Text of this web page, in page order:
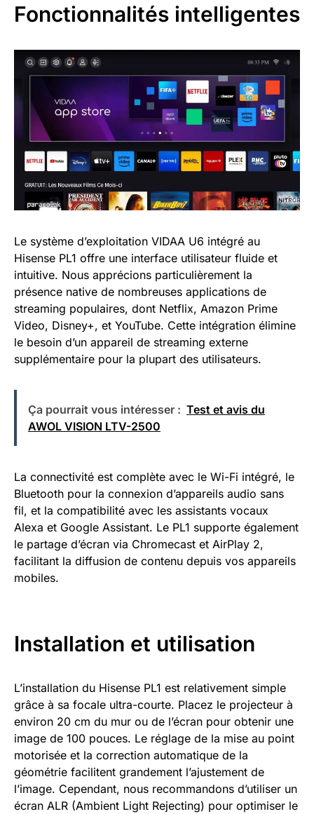
Fonctionnalités intelligentes
Le système d’exploitation VIDAA U6 intégré au
Hisense PL1 offre une interface utilisateur fluide et
intuitive. Nous apprécions particulièrement la
présence native de nombreuses applications de
streaming populaires, dont Netflix, Amazon Prime
Video, Disney+, et YouTube. Cette intégration élimine
le besoin d’un appareil de streaming externe
supplémentaire pour la plupart des utilisateurs.
Ça pourrait vous intéresser : Test et avis du
AWOL VISION LTV-2500
La connectivité est complète avec le Wi-Fi intégré, le
Bluetooth pour la connexion d’appareils audio sans
fil, et la compatibilité avec les assistants vocaux
Alexa et Google Assistant. Le PL1 supporte également
le partage d’écran via Chromecast et AirPlay 2,
facilitant la diffusion de contenu depuis vos appareils
mobiles.
Installation et utilisation
L’installation du Hisense PL1 est relativement simple
grâce à sa focale ultra-courte. Placez le projecteur à
environ 20 cm du mur ou de l’écran pour obtenir une
image de 100 pouces. Le réglage de la mise au point
motorisée et la correction automatique de la
géométrie facilitent grandement l’ajustement de
l’image. Cependant, nous recommandons d’utiliser un
écran ALR (Ambient Light Rejecting) pour optimiser le